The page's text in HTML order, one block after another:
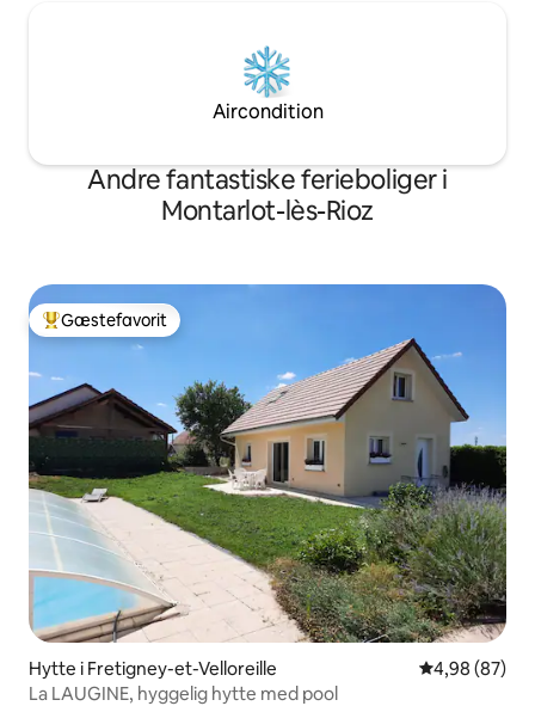
Aircondition
Andre fantastiske ferieboliger i
Montarlot-lès-Rioz
Bedste gæstefavorit
Gæstefavorit
Hytte i Fretigney-et-Velloreille 4,98 ud af 5 i
4,98 (87)
La LAUGINE, hyggelig hytte med pool